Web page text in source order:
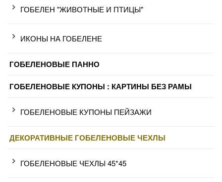
ГОБЕЛЕН "ЖИВОТНЫЕ И ПТИЦЫ"
ИКОНЫ НА ГОБЕЛЕНЕ
ГОБЕЛЕНОВЫЕ ПАННО
ГОБЕЛЕНОВЫЕ КУПОНЫ : КАРТИНЫ БЕЗ РАМЫ
ГОБЕЛЕНОВЫЕ КУПОНЫ ПЕЙЗАЖИ
ДЕКОРАТИВНЫЕ ГОБЕЛЕНОВЫЕ ЧЕХЛЫ
ГОБЕЛЕНОВЫЕ ЧЕХЛЫ 45*45